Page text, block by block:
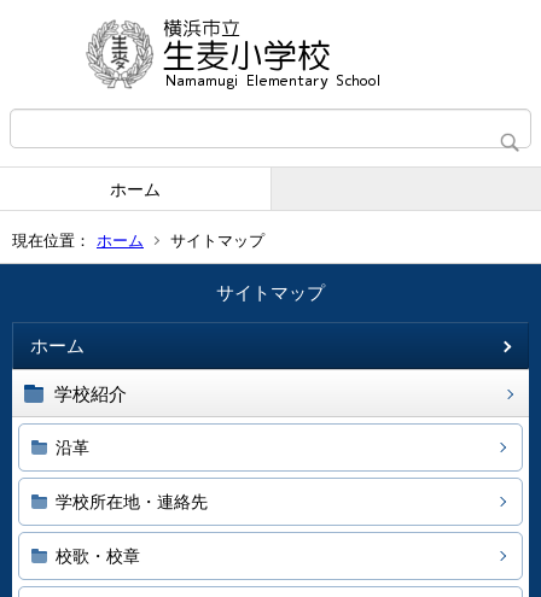
ホーム
現在位置： ホーム サイトマップ
サイトマップ
ホーム
学校紹介
沿革
学校所在地・連絡先
校歌・校章